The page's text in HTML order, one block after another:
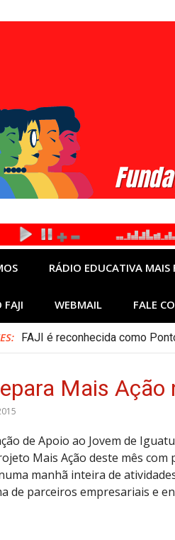
RÁDIO EDUCATIVA MAIS
WEBMAIL FALE
FAJI é reconhecida como
Mais Ação
de Apoio ao Jovem de
Mais Ação deste mês
manhã inteira de
de parceiros empresariais e